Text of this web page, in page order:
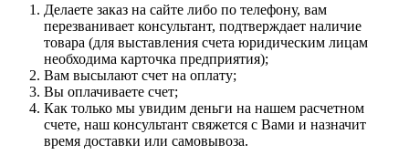
Делаете заказ на сайте либо по телефону, вам
перезванивает консультант, подтверждает наличие
товара (для выставления счета юридическим лицам
необходима карточка предприятия);
Вам высылают счет на оплату;
Вы оплачиваете счет;
Как только мы увидим деньги на нашем расчетном
счете, наш консультант свяжется с Вами и назначит
время доставки или самовывоза.